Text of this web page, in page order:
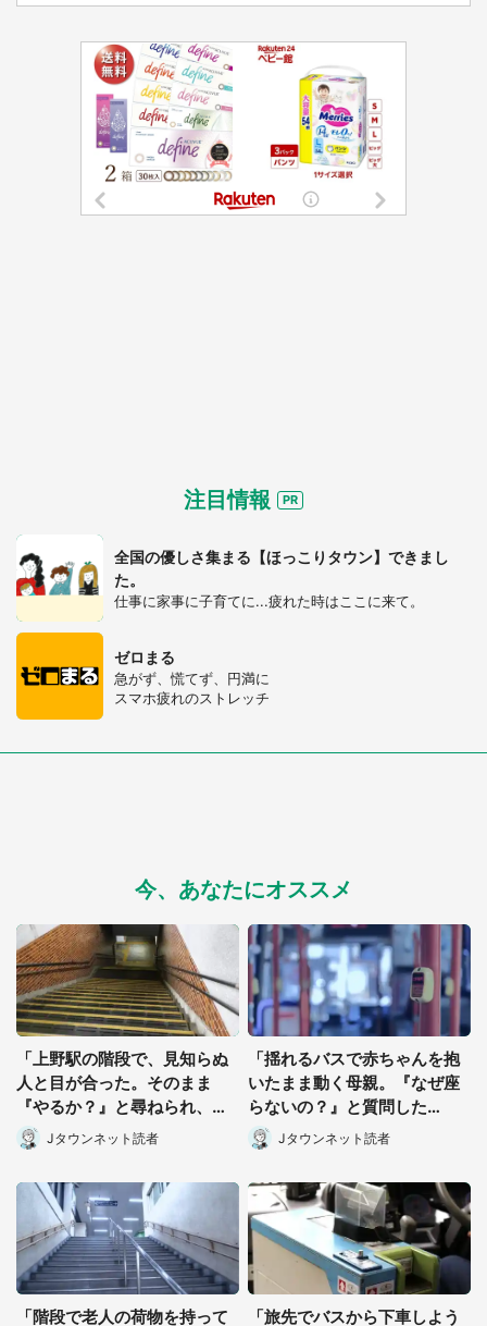
注目情報
全国の優しさ集まる【ほっこりタウン】できまし
た。
仕事に家事に子育てに...疲れた時はここに来て。
ゼロまる
急がず、慌てず、円満に
スマホ疲れのストレッチ
今、あなたにオススメ
「上野駅の階段で、見知らぬ
人と目が合った。そのまま
『やるか？』と尋ねられ、私
たちは2人ですぐさま...」（茨
城県・70代男性）
Jタウンネット読者
「揺れるバスで赤ちゃんを抱
いたまま動く母親。『なぜ座
らないの？』と質問した
ら...」（東京都・40代女性）
Jタウンネット読者
「階段で老人の荷物を持って
「旅先でバスから下車しよう